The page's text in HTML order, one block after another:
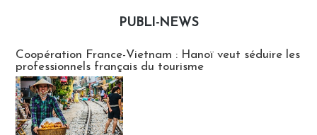
PUBLI-NEWS
Coopération France-Vietnam : Hanoï veut séduire les
professionnels français du tourisme